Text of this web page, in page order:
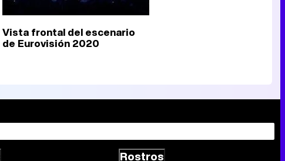
Vista frontal del escenario
de Eurovisión 2020
Rostros